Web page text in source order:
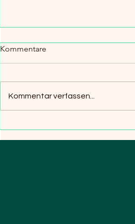
Kommentare
Kommentar verfassen...